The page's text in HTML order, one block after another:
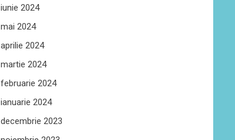
iunie 2024
mai 2024
aprilie 2024
martie 2024
februarie 2024
ianuarie 2024
decembrie 2023